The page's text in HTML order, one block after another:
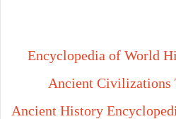
Encyclopedia of World
Ancient Civilizations
Ancient History